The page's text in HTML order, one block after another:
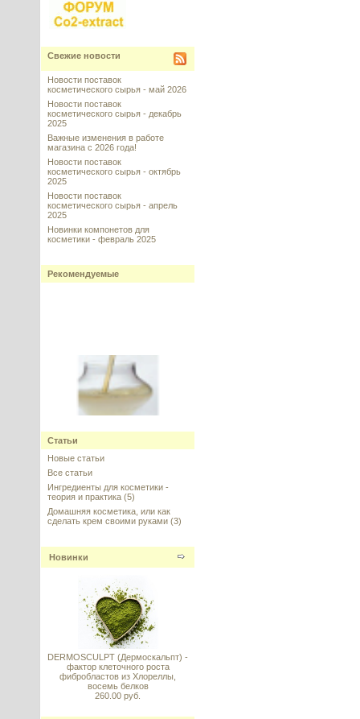
Свежие новости
Новости поставок
косметического сырья - май 2026
Новости поставок
косметического сырья - декабрь
2025
Важные изменения в работе
магазина с 2026 года!
Новости поставок
косметического сырья - октябрь
2025
Новости поставок
косметического сырья - апрель
2025
Новинки компонетов для
косметики - февраль 2025
Рекомендуемые
(Комплекс керамидов, комплекс
церамидов)
---------
Диметил изосорбид, КНР
---------
Allantoin (Аллантоин)
Статьи
Новые статьи
Все статьи
Ингредиенты для косметики -
теория и практика (5)
Домашняя косметика, или как
сделать крем своими руками (3)
Новинки
DERMOSCULPT (Дермоскальпт) -
фактор клеточного роста
фибробластов из Хлореллы,
восемь белков
260.00 руб.